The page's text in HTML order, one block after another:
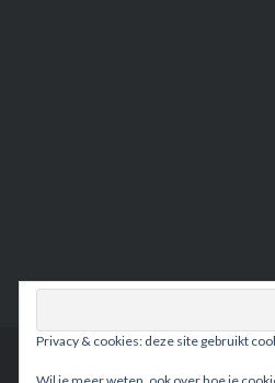
Privacy & cookies: deze site gebruikt